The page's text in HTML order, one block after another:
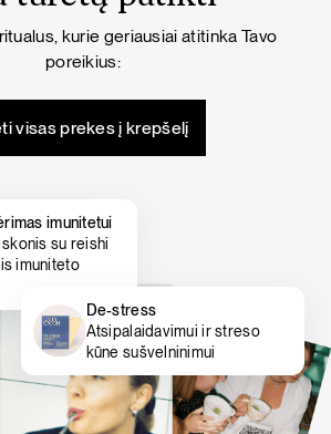
kurie geriausiai atitinka Tavo
poreikius:
visas prekes į krepšelį
imunitetui
su reishi
imuniteto
De-stress
Atsipalaidavimui ir streso
kūne sušvelninimui